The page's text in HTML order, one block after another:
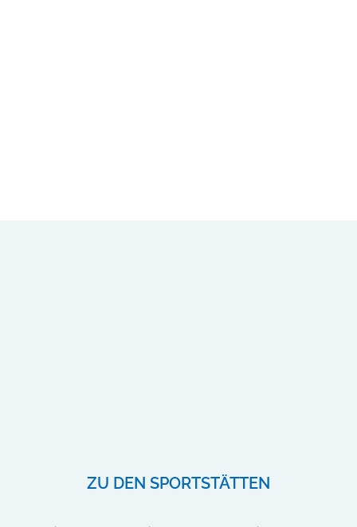
ZU DEN SPORTSTÄTTEN